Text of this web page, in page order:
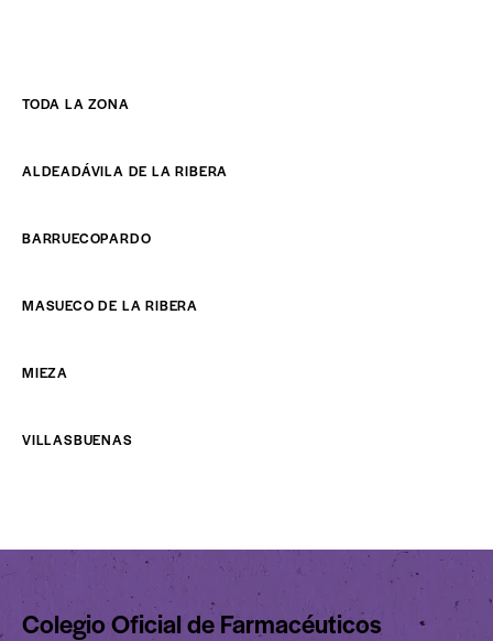
TODA LA ZONA
ALDEADÁVILA DE LA RIBERA
BARRUECOPARDO
MASUECO DE LA RIBERA
MIEZA
VILLASBUENAS
Colegio Oficial de Farmacéuticos